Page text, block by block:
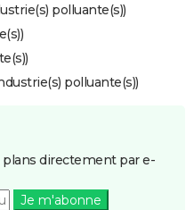
polluante(s))
polluante(s))
plans directement par e-
Je m'abonne